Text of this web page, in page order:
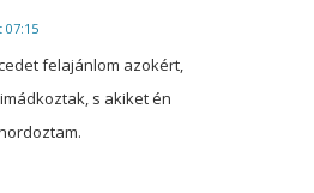
07:15
felajánlom azokért,
s akiket én